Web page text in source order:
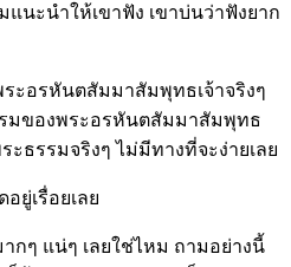
แนะนำให้เขาฟัง เขาบ่นว่าฟังยาก
ะอรหันตสัมมาสัมพุทธเจ้าจริงๆ
มของพระอรหันตสัมมาสัมพุทธ
ะธรรมจริงๆ ไม่มีทางที่จะง่ายเลย
ยู่เรื่อยเลย
กๆ แน่ๆ เลยใช่ไหม ถามอย่างนี้